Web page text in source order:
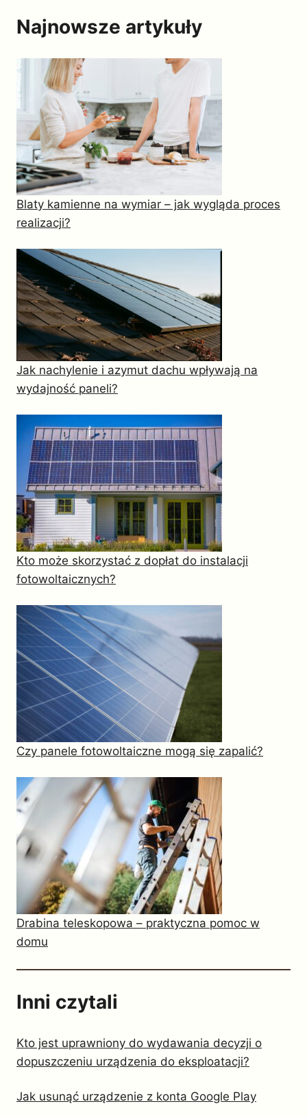
Najnowsze artykuły
Blaty kamienne na wymiar – jak wygląda proces
realizacji?
Jak nachylenie i azymut dachu wpływają na
wydajność paneli?
Kto może skorzystać z dopłat do instalacji
fotowoltaicznych?
Czy panele fotowoltaiczne mogą się zapalić?
Drabina teleskopowa – praktyczna pomoc w
domu
Inni czytali
Kto jest uprawniony do wydawania decyzji o
dopuszczeniu urządzenia do eksploatacji?
Jak usunąć urządzenie z konta Google Play